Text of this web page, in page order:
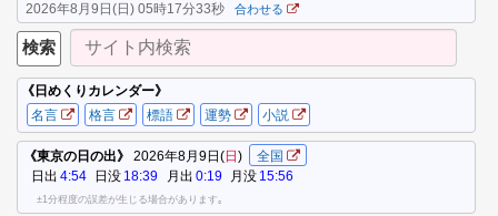
2026年8月9日(日) 05時17分33秒 合わせる